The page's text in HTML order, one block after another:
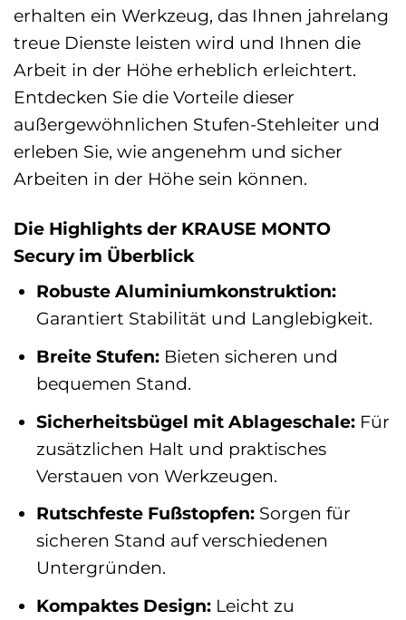
erhalten ein Werkzeug, das Ihnen jahrelang
treue Dienste leisten wird und Ihnen die
Arbeit in der Höhe erheblich erleichtert.
Entdecken Sie die Vorteile dieser
außergewöhnlichen Stufen-Stehleiter und
erleben Sie, wie angenehm und sicher
Arbeiten in der Höhe sein können.
Die Highlights der KRAUSE MONTO
Secury im Überblick
Robuste Aluminiumkonstruktion:
Garantiert Stabilität und Langlebigkeit.
Breite Stufen:Bieten sicheren und
bequemen Stand.
Sicherheitsbügel mit Ablageschale:Für
zusätzlichen Halt und praktisches
Verstauen von Werkzeugen.
Rutschfeste Fußstopfen:Sorgen für
sicheren Stand auf verschiedenen
Untergründen.
Kompaktes Design:Leicht zu